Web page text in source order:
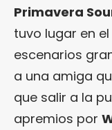
Primavera
tuvo lugar en
escenarios
a una amiga
que salir a la
apremios por